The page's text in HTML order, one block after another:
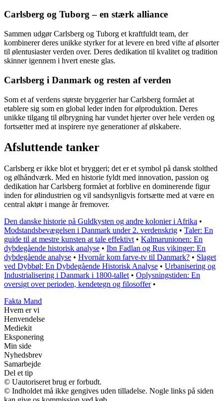
Carlsberg og Tuborg – en stærk alliance
Sammen udgør Carlsberg og Tuborg et kraftfuldt team, der
kombinerer deres unikke styrker for at levere en bred vifte af ølsorter
til ølentusiaster verden over. Deres dedikation til kvalitet og tradition
skinner igennem i hvert eneste glas.
Carlsberg i Danmark og resten af verden
Som et af verdens største bryggerier har Carlsberg formået at
etablere sig som en global leder inden for ølproduktion. Deres
unikke tilgang til ølbrygning har vundet hjerter over hele verden og
fortsætter med at inspirere nye generationer af ølskabere.
Afsluttende tanker
Carlsberg er ikke blot et bryggeri; det er et symbol på dansk stolthed
og ølhåndværk. Med en historie fyldt med innovation, passion og
dedikation har Carlsberg formået at forblive en dominerende figur
inden for ølindustrien og vil sandsynligvis fortsætte med at være en
central aktør i mange år fremover.
Den danske historie på Guldkysten og andre kolonier i Afrika •
Modstandsbevægelsen i Danmark under 2. verdenskrig • Taler: En
guide til at mestre kunsten at tale effektivt • Kalmarunionen: En
dybdegående historisk analyse • Ibn Fadlan og Rus vikinger: En
dybdegående analyse • Hvornår kom farve-tv til Danmark? • Slaget
ved Dybbøl: En Dybdegående Historisk Analyse • Urbanisering og
Industrialisering i Danmark i 1800-tallet • Oplysningstiden: En
oversigt over perioden, kendetegn og filosoffer•
Fakta Mand
Hvem er vi
Henvendelse
Mediekit
Eksponering
Min side
Nyhedsbrev
Samarbejde
Del et tip
© Uautoriseret brug er forbudt.
© Indholdet må ikke gengives uden tilladelse. Nogle links på siden